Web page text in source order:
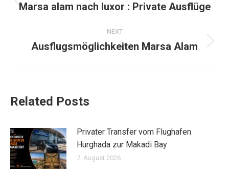
Marsa alam nach luxor : Private Ausflüge
NEXT
Ausflugsmöglichkeiten Marsa Alam
Related Posts
Privater Transfer vom Flughafen
Hurghada zur Makadi Bay
7. August 2026